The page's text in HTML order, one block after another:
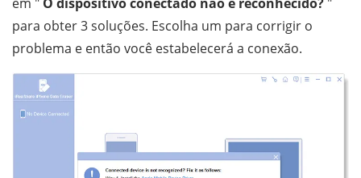
para obter 3 soluções. Escolha um para corrigir o
problema e então você estabelecerá a conexão.